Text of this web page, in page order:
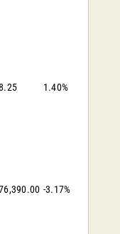
1.40%
-3.17%